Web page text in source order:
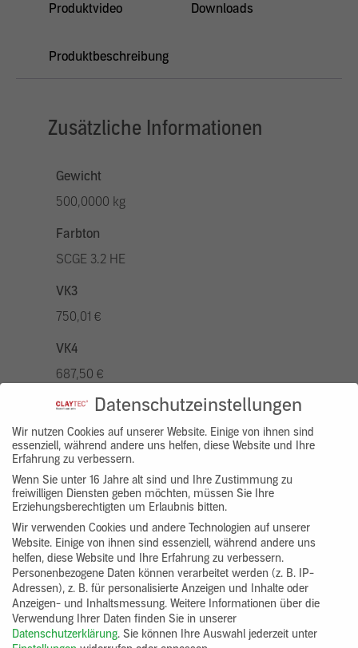
Produktvideo Downloads
Produktbeschreibung
Zusätzliche Informationen
Gewicht
500,0000 kg
Farbton
SCGE 3.2 HE
VK3
750,01 €
VK4
687,50 €
VK5
875,01 €
VK7
625,00 €
Gruppenprodukt
yosima_designputz_bigb
Datenschutzeinstellungen
Wir nutzen Cookies auf unserer Website. Einige von ihnen sind
essenziell, während andere uns helfen, diese Website und Ihre
Erfahrung zu verbessern.
Wenn Sie unter 16 Jahre alt sind und Ihre Zustimmung zu
freiwilligen Diensten geben möchten, müssen Sie Ihre
Erziehungsberechtigten um Erlaubnis bitten.
Wir verwenden Cookies und andere Technologien auf unserer
Website. Einige von ihnen sind essenziell, während andere uns
helfen, diese Website und Ihre Erfahrung zu verbessern.
Personenbezogene Daten können verarbeitet werden (z. B. IP-
Adressen), z. B. für personalisierte Anzeigen und Inhalte oder
Anzeigen- und Inhaltsmessung. Weitere Informationen über die
Verwendung Ihrer Daten finden Sie in unserer
Datenschutzerklärung. Sie können Ihre Auswahl jederzeit unter